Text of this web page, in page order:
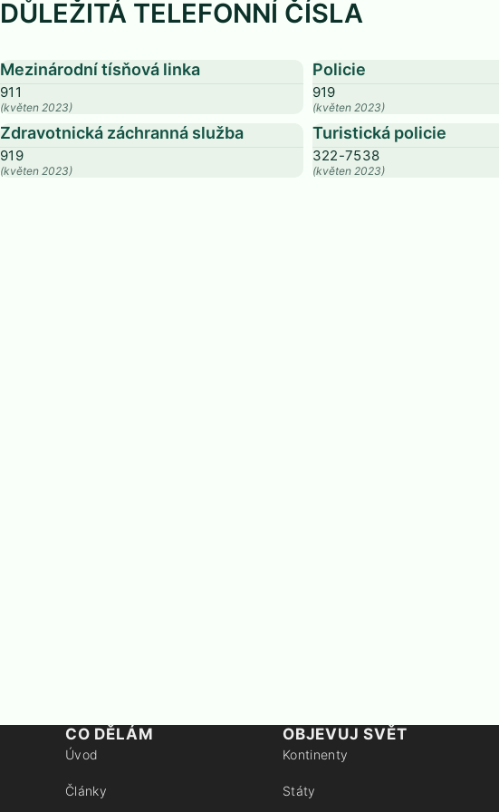
DŮLEŽITÁ TELEFONNÍ ČÍSLA
Mezinárodní tísňová linka
911
(květen 2023)
Policie
919
(květen 2023)
Zdravotnická záchranná služba
919
(květen 2023)
Turistická policie
322-7538
(květen 2023)
CO DĚLÁM
Úvod
Články
OBJEVUJ SVĚT
Kontinenty
Státy